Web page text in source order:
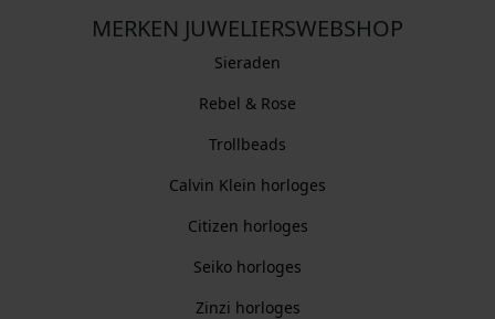
MERKEN JUWELIERSWEBSHOP
Sieraden
Rebel & Rose
Trollbeads
Calvin Klein horloges
Citizen horloges
Seiko horloges
Zinzi horloges